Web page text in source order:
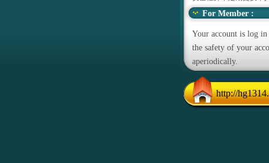
For Member :
Your account is log
the safety of your
aperiodically.
http://